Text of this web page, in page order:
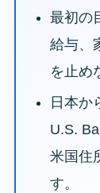
最初の
給与、
を止め
日本か
U.S.
米国住
す。